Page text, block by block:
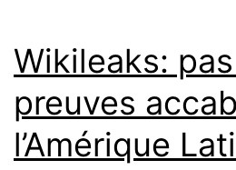
Wikileaks:
preuves
l’Amérique